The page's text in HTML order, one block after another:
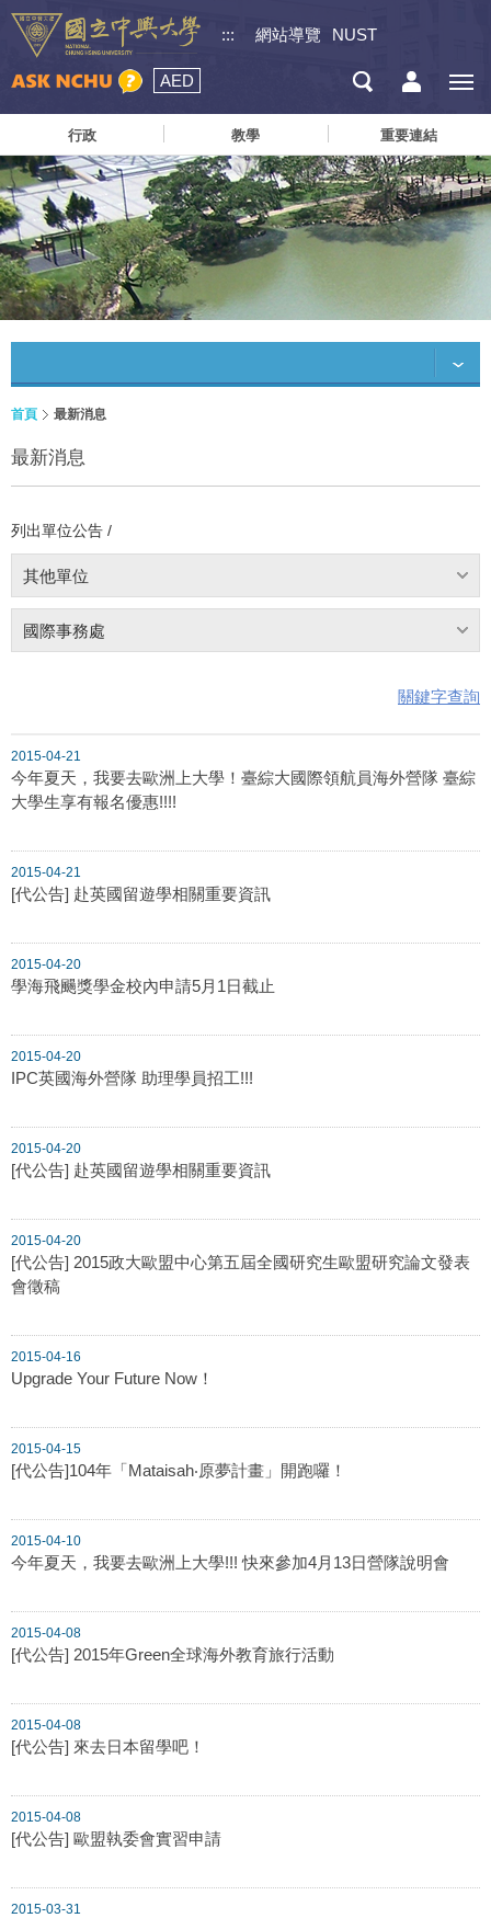
::: 網站導覽 NUST
AED
行政 教學 重要連結
首頁 最新消息
最新消息
列出單位公告 /
其他單位
國際事務處
關鍵字查詢
2015-04-21
今年夏天，我要去歐洲上大學！臺綜大國際領航員海外營隊 臺綜
大學生享有報名優惠!!!!
2015-04-21
[代公告] 赴英國留遊學相關重要資訊
2015-04-20
學海飛颺獎學金校內申請5月1日截止
2015-04-20
IPC英國海外營隊 助理學員招工!!!
2015-04-20
[代公告] 赴英國留遊學相關重要資訊
2015-04-20
[代公告] 2015政大歐盟中心第五屆全國研究生歐盟研究論文發表
會徵稿
2015-04-16
Upgrade Your Future Now！
2015-04-15
[代公告]104年「Mataisah‧原夢計畫」開跑囉！
2015-04-10
今年夏天，我要去歐洲上大學!!! 快來參加4月13日營隊說明會
2015-04-08
[代公告] 2015年Green全球海外教育旅行活動
2015-04-08
[代公告] 來去日本留學吧！
2015-04-08
[代公告] 歐盟執委會實習申請
2015-03-31